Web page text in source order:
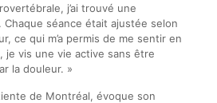
j’ai trouvé une
séance était ajustée selon
ce qui m’a permis de me sentir en
je vis une vie active sans être
la douleur. »
de Montréal, évoque son